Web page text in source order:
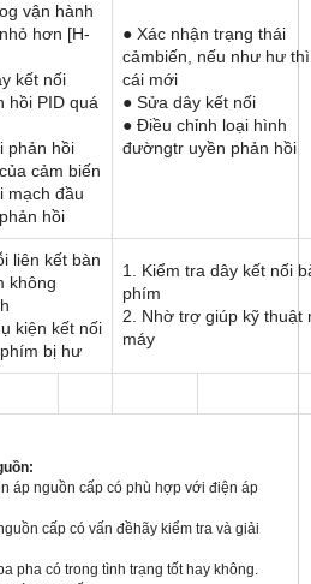
vận hành
hơn [H-
kết nối
hồi PID quá
phản hồi
cảm biến
mạch đầu
hồi
● Xác nhận trạng thái
cảmbiến, nếu như hư
cái mới
● Sửa dây kết nối
● Điều chỉnh loại hình
đườngtr uyền phản hồi
liên kết bàn
không
kiện kết nối
bị hư
1. Kiểm tra dây kết nối
phím
2. Nhờ trợ giúp kỹ thuật
máy
áp nguồn cấp có phù hợp với điện áp
cấp có vấn đềhãy kiểm tra và giải
pha có trong tình trạng tốt hay không.